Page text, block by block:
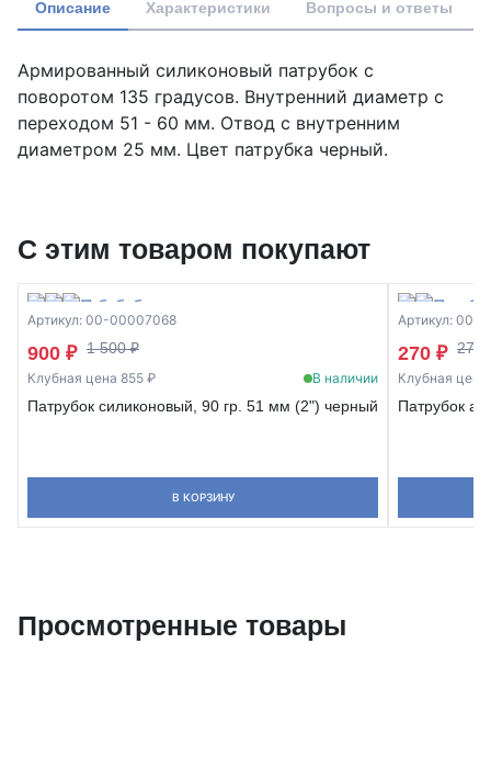
Описание Характеристики Вопросы и ответы
Армированный силиконовый патрубок с
поворотом 135 градусов. Внутренний диаметр с
переходом 51 - 60 мм. Отвод с внутренним
диаметром 25 мм. Цвет патрубка черный.
С этим товаром покупают
Артикул: 00-00007068
900 ₽ 1 500 ₽
Клубная цена 855 ₽ В наличии
Патрубок силиконовый, 90 гр. 51 мм (2") черный
В КОРЗИНУ
Артикул: 00-
270 ₽
Клубная цена
Патрубок
Просмотренные товары